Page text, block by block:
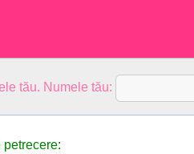
tău. Numele tău:
petrecere: